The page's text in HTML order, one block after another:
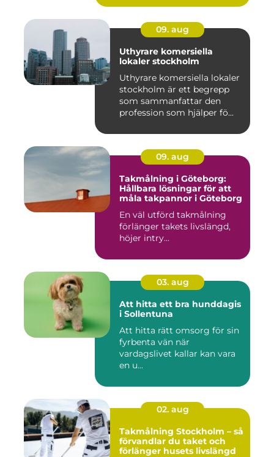
09. aug
Uthyrare komersiella
lokaler stockholm
Uthyrare komersiella lokaler
stockholm är ett begrepp
som sammanfattar den
profession som hjälper fö...
09. aug
Takmålning i Göteborg:
Hållbara lösningar för att
måla takpannor i Göteborg
En väl utförd takmålning
förlänger takets livslängd,
höjer intry...
03. aug
Att hitta ett bra hunddagis
i Sollentuna
Att hitta rätt omsorg för sin
fyrbenta vän när
vardagslivet kallar kan vara
en u...
02. aug
Takmålning Stockholm – så
förvandlar du taket och
förlänger husets livslängd